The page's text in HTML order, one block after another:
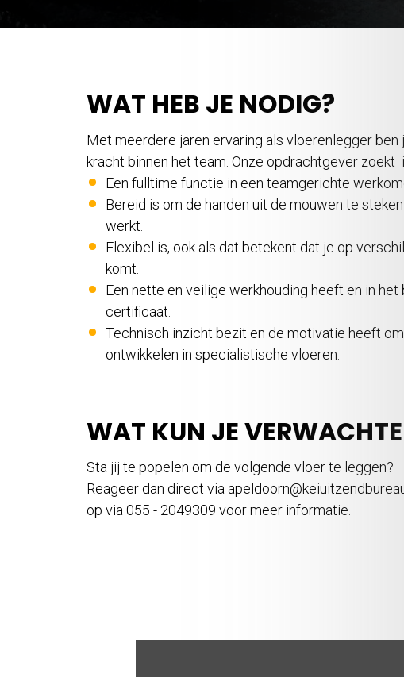
WAT HEB JE NODIG?
Met meerdere jaren ervaring als vloerenlegger ben
kracht binnen het team. Onze opdrachtgever zoekt
Een fulltime functie in een teamgerichte
Bereid is om de handen uit de mouwen te
werkt.
Flexibel is, ook als dat betekent dat je op
komt.
Een nette en veilige werkhouding heeft en in het
certificaat.
Technisch inzicht bezit en de motivatie heeft
ontwikkelen in specialistische vloeren.
WAT KUN JE
Sta jij te popelen om de volgende vloer te leggen?
Reageer dan direct via
op via 055 - 2049309 voor meer informatie.